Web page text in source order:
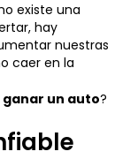
existe una
hay
nuestras
caer en la
ganar un auto?